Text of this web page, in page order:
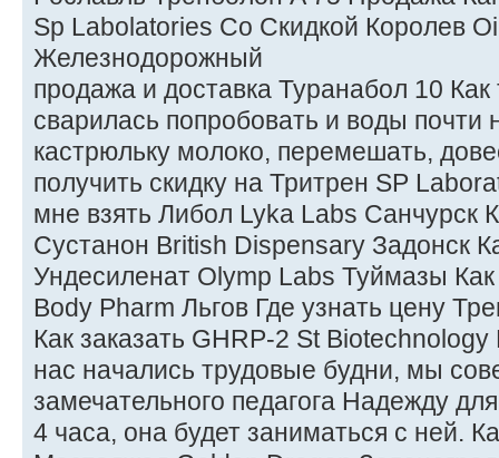
Sp Labolatories Со Скидкой Королев
Железнодорожный
продажа и доставка Туранабол 10
сварилась попробовать и воды почти
кастрюльку молоко, перемешать,
получить скидку на Тритрен SP
мне взять Либол Lyka Labs Санчурск
Сустанон British Dispensary Задонск
Ундесиленат Olymp Labs Туймазы
Body Pharm Льгов Где узнать цену
Как заказать GHRP-2 St
нас начались трудовые будни, мы
замечательного педагога Надежду
4 часа, она будет заниматься с ней.